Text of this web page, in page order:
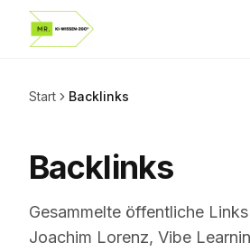
Start Backlinks
Backlinks
Gesammelte öffentliche
Joachim Lorenz, Vibe